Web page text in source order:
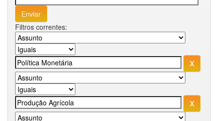
Filtros correntes: